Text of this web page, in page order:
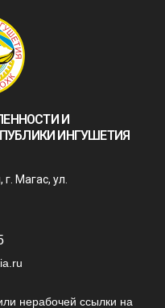
И
ИНГУШЕТИЯ
Магас, ул.
нерабочей ссылки на